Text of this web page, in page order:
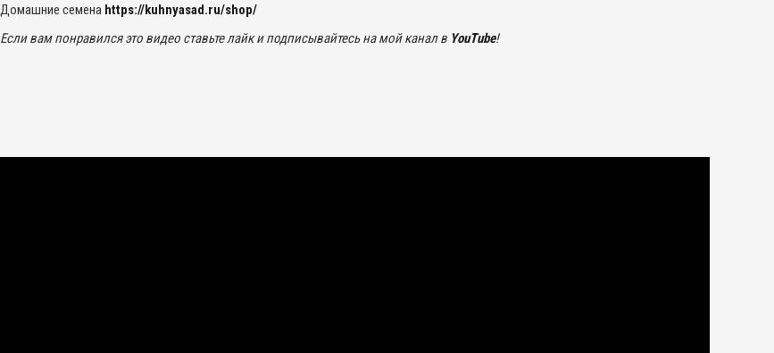
Домашние семена https://kuhnyasad.ru/shop/
Если вам понравился это видео ставьте лайк и подписывайтесь на мой канал в YouTube!